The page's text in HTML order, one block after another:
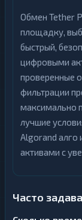
Обмен Tether
площадку,
быстрый,
цифровыми
проверенные
фильтрации
максимально
лучшие
Algorand алго
активами с
Часто